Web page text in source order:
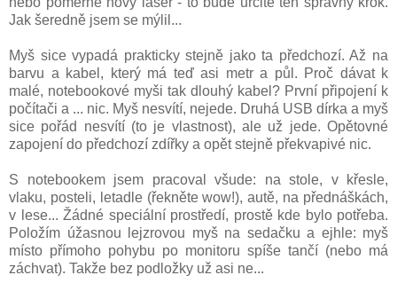
Jak šeredně jsem se mýlil...
Myš sice vypadá prakticky stejně jako ta předchozí. Až na
barvu a kabel, který má teď asi metr a půl. Proč dávat k
malé, notebookové myši tak dlouhý kabel? První připojení k
počítači a ... nic. Myš nesvítí, nejede. Druhá USB dírka a myš
sice pořád nesvítí (to je vlastnost), ale už jede. Opětovné
zapojení do předchozí zdířky a opět stejně překvapivé nic.
S notebookem jsem pracoval všude: na stole, v křesle,
vlaku, posteli, letadle (řekněte wow!), autě, na přednáškách,
v lese... Žádné speciální prostředí, prostě kde bylo potřeba.
Položím úžasnou lejzrovou myš na sedačku a ejhle: myš
místo přímoho pohybu po monitoru spíše tančí (nebo má
záchvat). Takže bez podložky už asi ne...